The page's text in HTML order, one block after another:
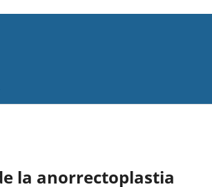
la anorrectoplastia